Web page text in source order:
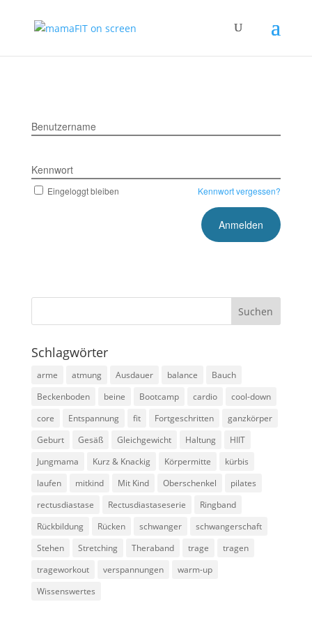
Benutzername
Kennwort
Eingeloggt bleiben Kennwort vergessen?
Schlagwörter
arme atmung Ausdauer balance
Bauch
Beckenboden
beine Bootcamp cardio
cool-down
core
Entspannung fit Fortgeschritten
ganzkörper
Geburt
Gesäß Gleichgewicht Haltung
HIIT
Jungmama
Kurz & Knackig Körpermitte
kürbis
laufen
mitkind Mit Kind Oberschenkel
pilates
rectusdiastase
Rectusdiastaseserie
Ringband
Rückbildung
Rücken schwanger
schwangerschaft
Stehen
Stretching Theraband trage
tragen
trageworkout
verspannungen
warm-up
Wissenswertes